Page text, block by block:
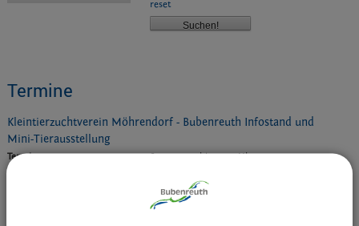
reset
Termine
Kleintierzuchtverein Möhrendorf - Bubenreuth Infostand und
Mini-Tierausstellung
Termin: 01.05.2026 von 10:00bis 15:00 Uhr
Oberndorfer Spargel-Erlebnistag
Kleintierzuchtverein Möhrendorf -